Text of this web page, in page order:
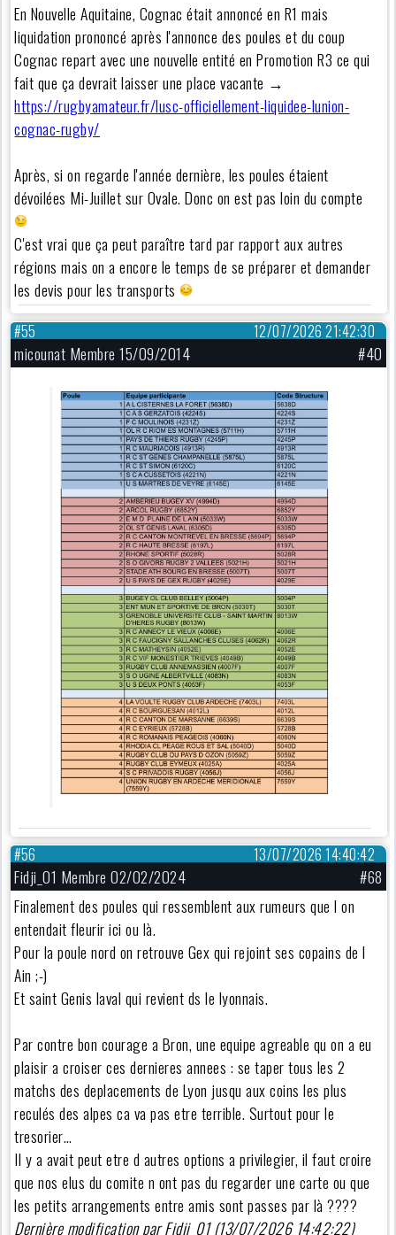
En Nouvelle Aquitaine, Cognac était annoncé en R1 mais
liquidation prononcé après l'annonce des poules et du coup
Cognac repart avec une nouvelle entité en Promotion R3 ce qui
fait que ça devrait laisser une place vacante →
https://rugbyamateur.fr/lusc-officiellement-liquidee-lunion-
cognac-rugby/
Après, si on regarde l'année dernière, les poules étaient
dévoilées Mi-Juillet sur Ovale. Donc on est pas loin du compte
C'est vrai que ça peut paraître tard par rapport aux autres
régions mais on a encore le temps de se préparer et demander
les devis pour les transports
12/07/2026 21:42:30
#55
micounat Membre 15/09/2014 #40
13/07/2026 14:40:42
#56
Fidji_01 Membre 02/02/2024
#68
Finalement des poules qui ressemblent aux rumeurs que l on
entendait fleurir ici ou là.
Pour la poule nord on retrouve Gex qui rejoint ses copains de l
Ain ;-)
Et saint Genis laval qui revient ds le lyonnais.
Par contre bon courage a Bron, une equipe agreable qu on a eu
plaisir a croiser ces dernieres annees : se taper tous les 2
matchs des deplacements de Lyon jusqu aux coins les plus
reculés des alpes ca va pas etre terrible. Surtout pour le
tresorier…
Il y a avait peut etre d autres options a privilegier, il faut croire
que nos elus du comite n ont pas du regarder une carte ou que
les petits arrangements entre amis sont passes par là ????
Dernière modification par Fidji_01 (13/07/2026 14:42:22)